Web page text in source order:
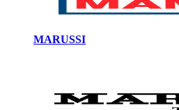
MARUSSI